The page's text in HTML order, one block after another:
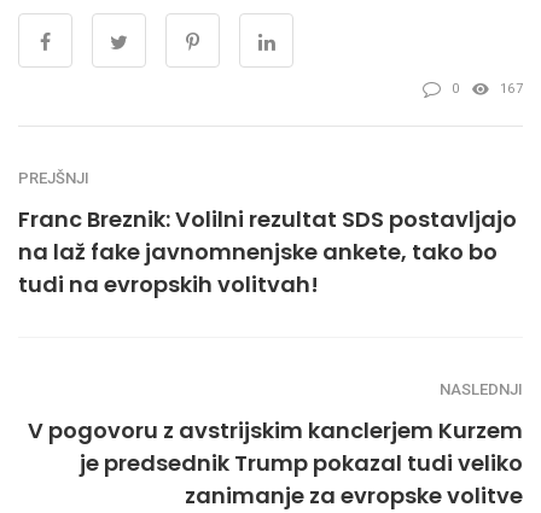
0 167
PREJŠNJI
Franc Breznik: Volilni rezultat SDS postavljajo
na laž fake javnomnenjske ankete, tako bo
tudi na evropskih volitvah!
NASLEDNJI
V pogovoru z avstrijskim kanclerjem Kurzem
je predsednik Trump pokazal tudi veliko
zanimanje za evropske volitve